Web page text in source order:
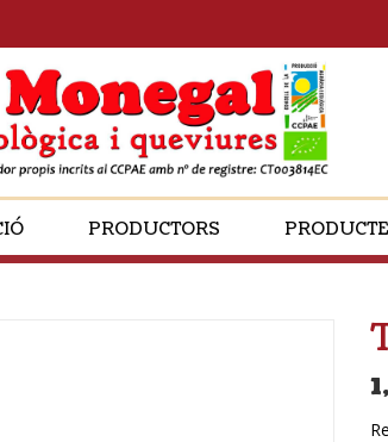
PRODUCTORS